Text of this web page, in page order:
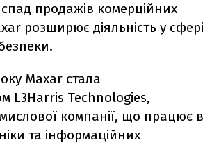
продажів комерційних
розширює діяльність у сфері
Maxar стала
L3Harris Technologies,
компанії, що працює в
та інформаційних